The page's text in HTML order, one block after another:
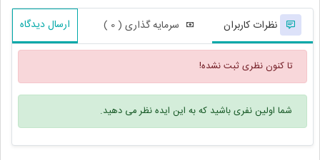
نظرات کاربران سرمایه گذاری ( 0 ) ارسال دیدگاه
تا کنون نظری ثبت نشده!
شما اولین نفری باشید که به این ایده نظر می دهید.